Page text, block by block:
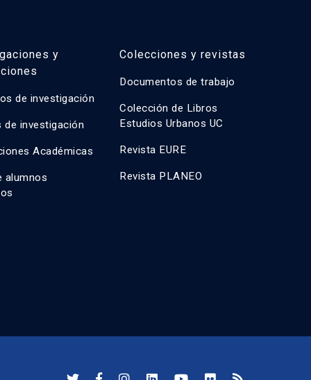
y
de investigación
de investigación
Académicas
alumnos
Colecciones y revistas
Documentos de trabajo
Colección de Libros
Estudios Urbanos UC
Revista EURE
Revista PLANEO